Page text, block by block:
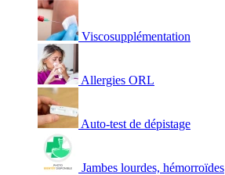
Viscosupplémentation
Allergies ORL
Auto-test de dépistage
Jambes lourdes, hémorroïdes